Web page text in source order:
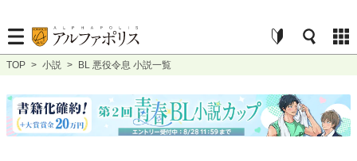
TOP > 小説 > BL 悪役令息 小説一覧